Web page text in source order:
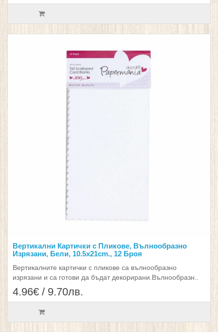
Вертикални Картички с Пликове, Вълнообразно
Изрязани, Бели, 10.5x21cm., 12 Броя
Вертикалните картички с пликове са вълнообразно
изрязани и са готови да бъдат декорирани.Вълнообразн..
4.96€ / 9.70лв.